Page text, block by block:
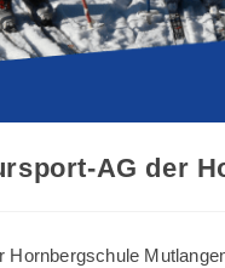
AG der
Hornbergschule